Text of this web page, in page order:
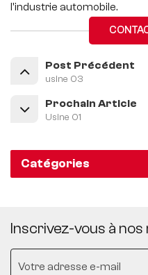
l'industrie automobile.
Post Précédent
usine 03
Prochain Article
Usine 01
Catégories
Inscrivez-vous à